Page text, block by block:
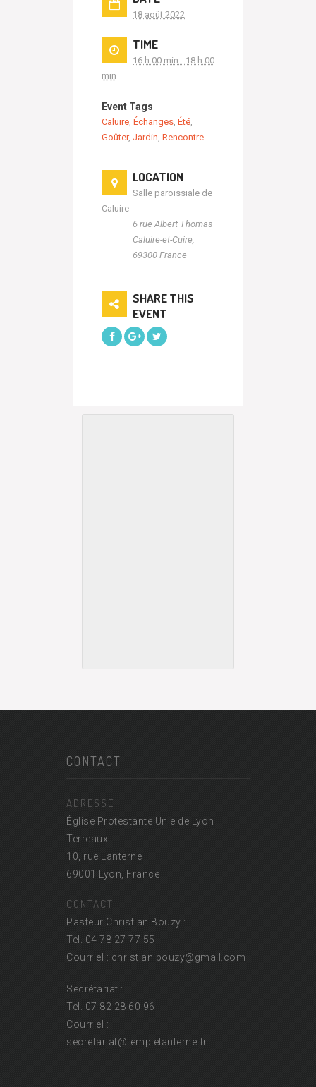
18 août 2022
TIME
16 h 00 min - 18 h 00
min
Event Tags
Caluire Échanges Été
Goûter, Jardin Rencontre
LOCATION
Salle paroissiale de
Caluire
6 rue Albert Thomas
Caluire-et-Cuire
69300 France
SHARE THIS
EVENT
CONTACT
ADRESSE
Église Protestante Unie de Lyon
Terreaux
10, rue Lanterne
69001 Lyon, France
CONTACT
Pasteur Christian Bouzy :
Tel. 04 78 27 77 55
Courriel : christian.bouzy@gmail.com
Secrétariat :
Tel. 07 82 28 60 96
Courriel :
secretariat@templelanterne.fr